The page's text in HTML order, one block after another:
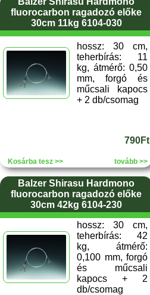
fluorocarbon ragadozó előke
30cm 11kg 6104-030
hossz: 30 cm,
teherbírás: 11
kg, átmérő: 0,50
mm, forgó és
műcsali kapocs
+ 2 db/csomag
790Ft
Kosárba tesz >> tovább >>
Balzer Shirasu Hardmono
fluorocarbon ragadozó előke
30cm 42kg 6104-230
hossz: 30 cm,
teherbírás: 42
kg, átmérő:
0,100 mm, forgó
és műcsali
kapocs + 2
db/csomag